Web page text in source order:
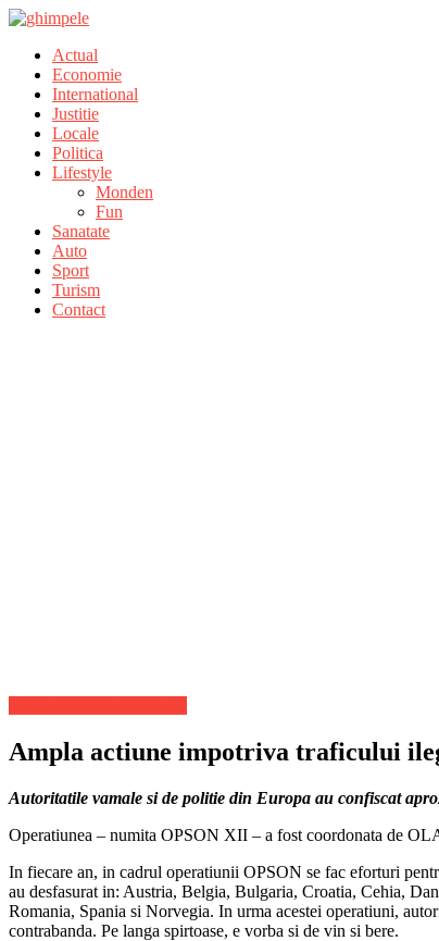
Actual
Economie
International
Justitie
Locale
Politica
Lifestyle
Monden
Fun
Sanatate
Auto
Sport
Turism
Contact
Ampla actiune impotriva traficului
Autoritatile vamale si de politie din Europa au confiscat
Operatiunea – numita OPSON XII – a fost coordonata de
In fiecare an, in cadrul operatiunii OPSON se fac eforturi
au desfasurat in: Austria, Belgia, Bulgaria, Croatia, Cehia,
Romania, Spania si Norvegia. In urma acestei operatiuni,
contrabanda. Pe langa spirtoase, e vorba si de vin si bere.